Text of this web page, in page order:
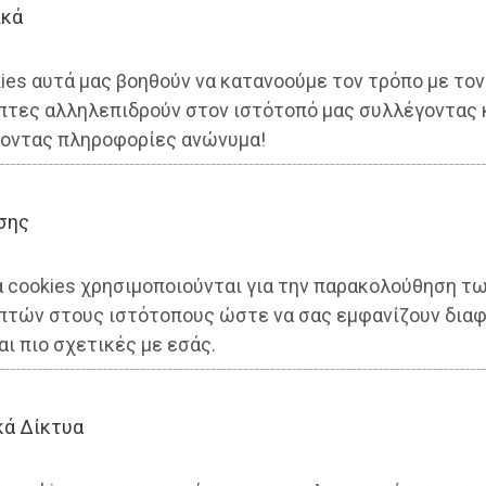
αυτά μας βοηθούν να κατανοούμε τον τρόπο με τον
αλληλεπιδρούν στον ιστότοπό μας συλλέγοντας
πληροφορίες ανώνυμα!
cookies χρησιμοποιούνται για την παρακολούθηση
στους ιστότοπους ώστε να σας εμφανίζουν
πιο σχετικές με εσάς.
Δίκτυα
Κωπηλατοδρόμιο στον